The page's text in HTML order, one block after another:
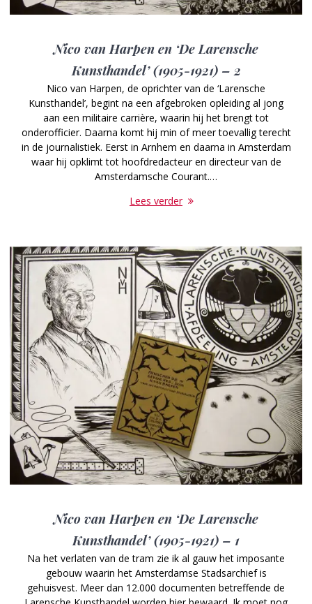
Nico van Harpen en ‘De Larensche
Kunsthandel’ (1905-1921) – 2
Nico van Harpen, de oprichter van de ‘Larensche
Kunsthandel’, begint na een afgebroken opleiding al jong
aan een militaire carrière, waarin hij het brengt tot
onderofficier. Daarna komt hij min of meer toevallig terecht
in de journalistiek. Eerst in Arnhem en daarna in Amsterdam
waar hij opklimt tot hoofdredacteur en directeur van de
Amsterdamsche Courant.…
Lees verder
Nico van Harpen en ‘De Larensche
Kunsthandel’ (1905-1921) – 1
Na het verlaten van de tram zie ik al gauw het imposante
gebouw waarin het Amsterdamse Stadsarchief is
gehuisvest. Meer dan 12.000 documenten betreffende de